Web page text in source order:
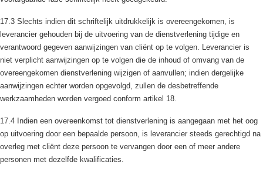
17.3 Slechts indien dit schriftelijk uitdrukkelijk is overeengekomen, is
leverancier gehouden bij de uitvoering van de dienstverlening tijdige en
verantwoord gegeven aanwijzingen van cliënt op te volgen. Leverancier is
niet verplicht aanwijzingen op te volgen die de inhoud of omvang van de
overeengekomen dienstverlening wijzigen of aanvullen; indien dergelijke
aanwijzingen echter worden opgevolgd, zullen de desbetreffende
werkzaamheden worden vergoed conform artikel 18.
17.4 Indien een overeenkomst tot dienstverlening is aangegaan met het oog
op uitvoering door een bepaalde persoon, is leverancier steeds gerechtigd na
overleg met cliënt deze persoon te vervangen door een of meer andere
personen met dezelfde kwalificaties.